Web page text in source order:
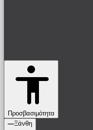
Προσβασιμότητα
—Ξάνθη